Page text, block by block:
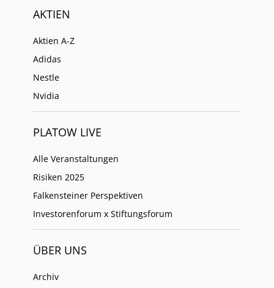
AKTIEN
Aktien A-Z
Adidas
Nestle
Nvidia
PLATOW LIVE
Alle Veranstaltungen
Risiken 2025
Falkensteiner Perspektiven
Investorenforum x Stiftungsforum
ÜBER UNS
Archiv